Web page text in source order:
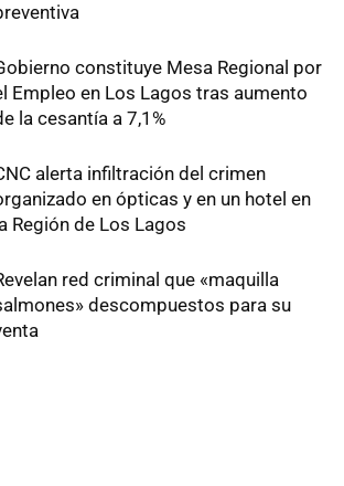
constituye Mesa Regional por
Empleo en Los Lagos tras aumento
la cesantía a 7,1%
alerta infiltración del crimen
en ópticas y en un hotel en
la Región de Los Lagos
red criminal que «maquilla
descompuestos para su